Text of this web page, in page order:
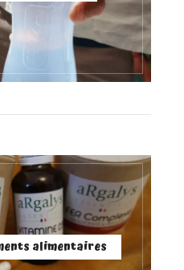
alimentaires